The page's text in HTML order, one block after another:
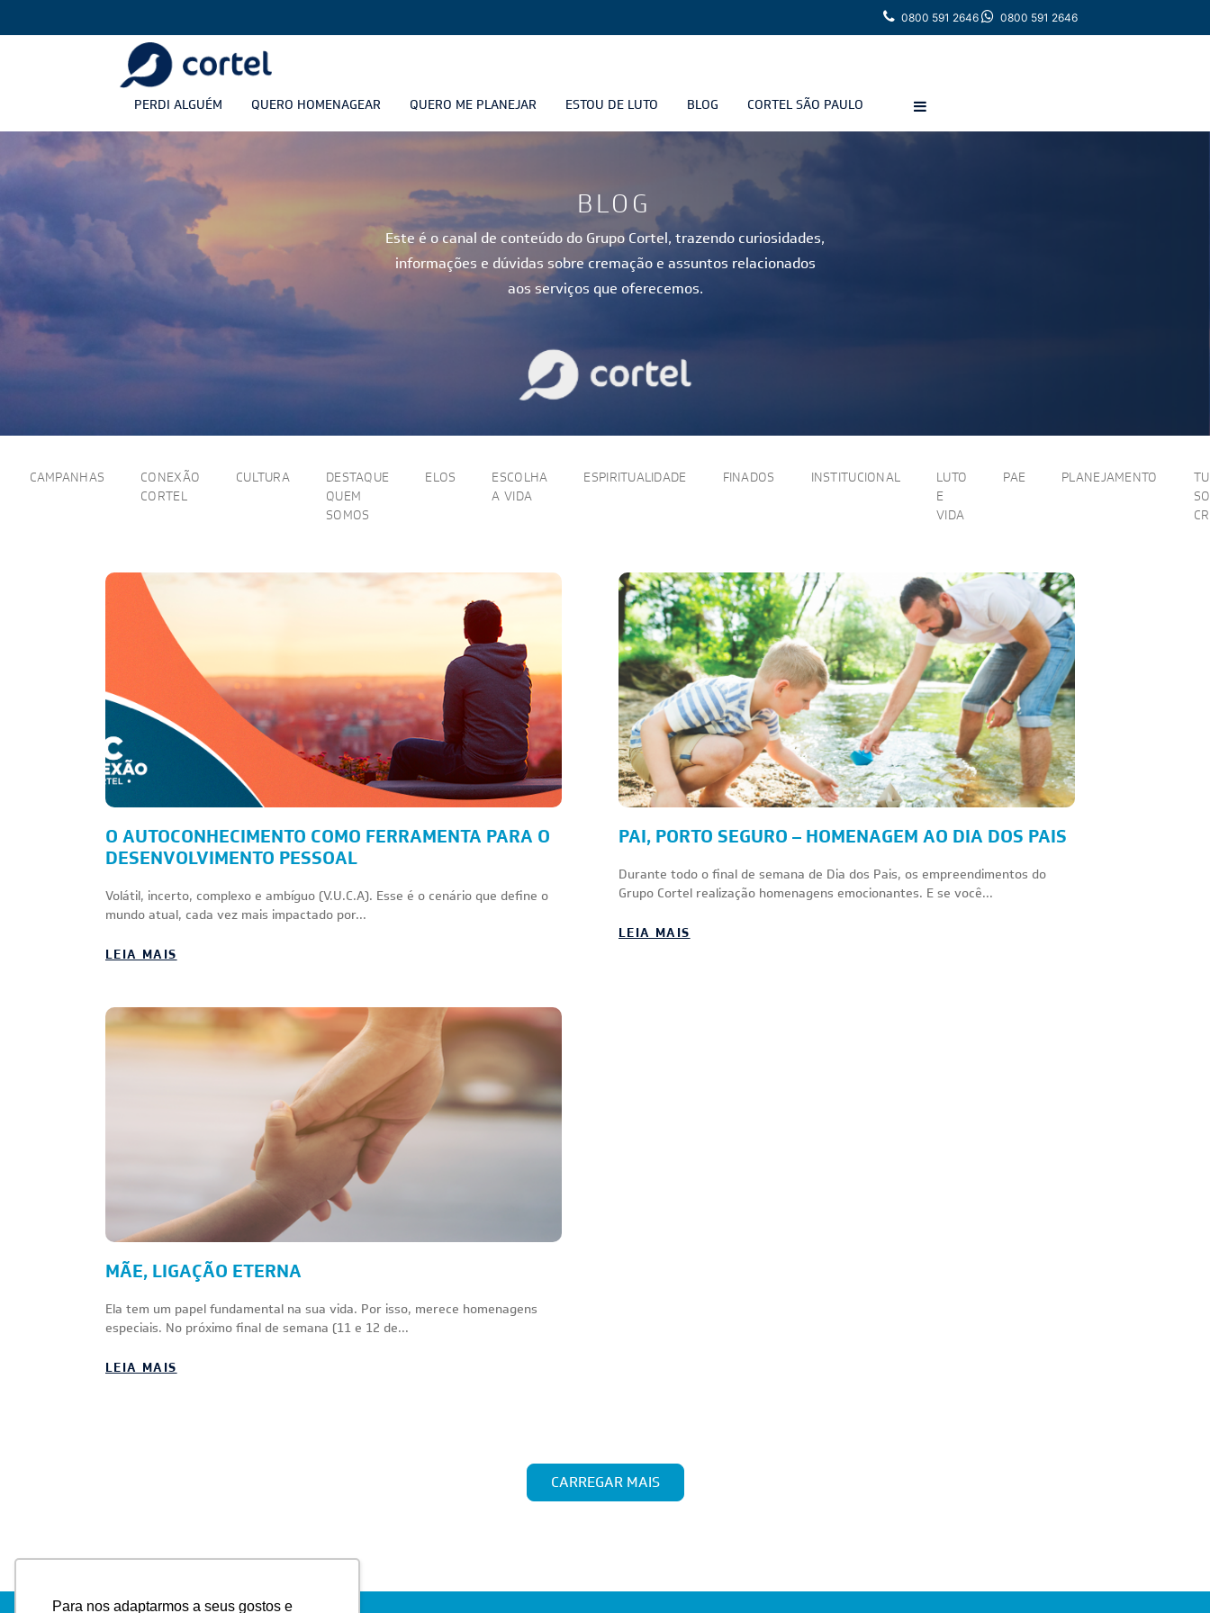
Para nos adaptarmos a seus gostos e
0800 591 2646 0800 591 2646
PERDI ALGUÉM QUERO HOMENAGEAR QUERO ME PLANEJAR ESTOU DE LUTO BLOG CORTEL SÃO PAULO
BLOG
Este é o canal de conteúdo do Grupo Cortel, trazendo curiosidades,
informações e dúvidas sobre cremação e assuntos relacionados
aos serviços que oferecemos.
CAMPANHAS
CONEXÃO
CORTEL
CULTURA
DESTAQUE
QUEM
SOMOS
ELOS
ESCOLHA
A VIDA
ESPIRITUALIDADE FINADOS INSTITUCIONAL
LUTO
E
VIDA
PAE PLANEJAMENTO
O AUTOCONHECIMENTO COMO FERRAMENTA PARA O
DESENVOLVIMENTO PESSOAL
Volátil, incerto, complexo e ambíguo (V.U.C.A). Esse é o cenário que define o
mundo atual, cada vez mais impactado por...
LEIA MAIS
PAI, PORTO SEGURO – HOMENAGEM AO DIA DOS PAIS
Durante todo o final de semana de Dia dos Pais, os empreendimentos do
Grupo Cortel realização homenagens emocionantes. E se você...
LEIA MAIS
MÃE, LIGAÇÃO ETERNA
Ela tem um papel fundamental na sua vida. Por isso, merece homenagens
especiais. No próximo final de semana (11 e 12 de...
LEIA MAIS
CARREGAR MAIS